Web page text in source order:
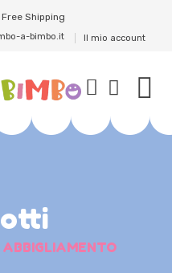
Shipping
a-bimbo.it Il mio account
ABBIGLIAMENTO